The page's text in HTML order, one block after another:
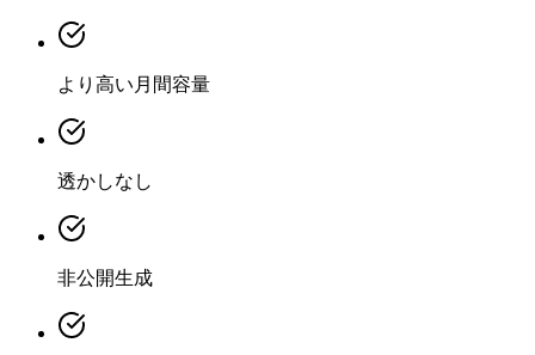
より高い月間容量
透かしなし
非公開生成